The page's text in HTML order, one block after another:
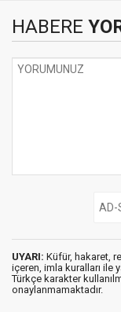
HABERE
UYARI: Küfür, hakaret,
içeren, imla kuralları ile
Türkçe karakter
onaylanmamaktadır.